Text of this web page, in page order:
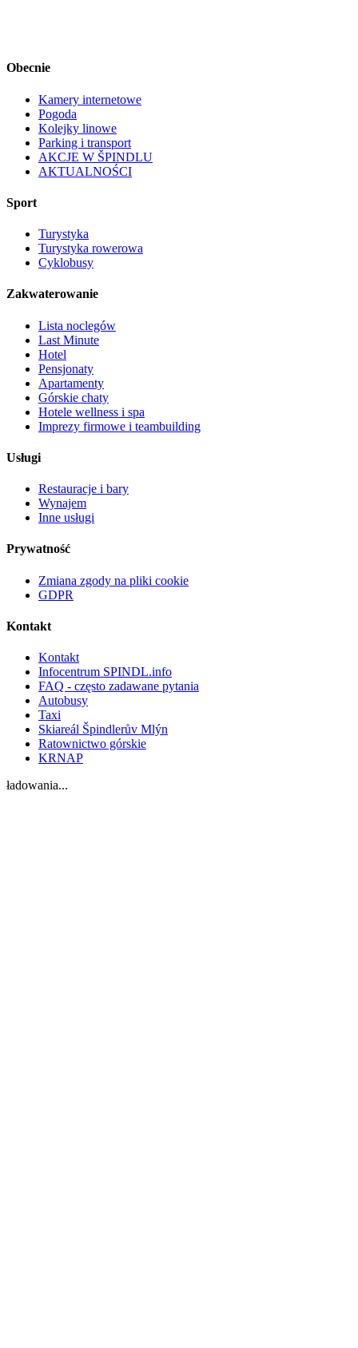
Obecnie
Kamery internetowe
Pogoda
Kolejky linowe
Parking i transport
AKCJE W ŠPINDLU
AKTUALNOŚCI
Sport
Turystyka
Turystyka rowerowa
Cyklobusy
Zakwaterowanie
Lista noclegów
Last Minute
Hotel
Pensjonaty
Apartamenty
Górskie chaty
Hotele wellness i spa
Imprezy firmowe i teambuilding
Usługi
Restauracje i bary
Wynajem
Inne usługi
Prywatność
Zmiana zgody na pliki cookie
GDPR
Kontakt
Kontakt
Infocentrum SPINDL.info
FAQ - często zadawane pytania
Autobusy
Taxi
Skiareál Špindlerův Mlýn
Ratownictwo górskie
KRNAP
ładowania...